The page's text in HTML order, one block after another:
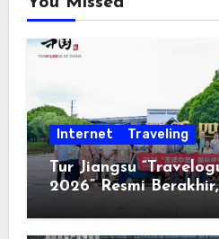
Internet Traveling
Tur Jiangsu
2026” Resmi
Keterbukaan, dan
Berorientasi pada